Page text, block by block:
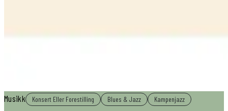
Musikk Konsert Eller Forestilling Blues & Jazz Kampenjazz